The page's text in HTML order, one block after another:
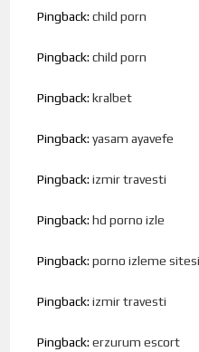
Pingback:child porn
Pingback:child porn
Pingback:kralbet
Pingback:yasam ayavefe
Pingback:izmir travesti
Pingback:hd porno izle
Pingback:porno izleme sitesi
Pingback:izmir travesti
Pingback:erzurum escort